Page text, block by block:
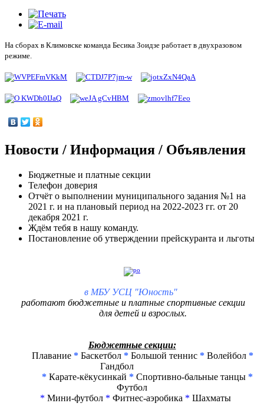
На сборах в Климовске команда Бесика Зоидзе работает в двухразовом
режиме.
Новости / Информация / Объявления
Бюджетные и платные секции
Телефон доверия
Отчёт о выполнении муниципального задания №1 на
2021 г. и на плановый период на 2022-2023 гг. от 20
декабря 2021 г.
Ждём тебя в нашу команду.
Постановление об утверждении прейскуранта и льготы
в МБУ УСЦ "Юность"
работают бюджетные и платные спортивные секции
для детей и взрослых.
Бюджетные секции:
Плавание * Баскетбол * Большой теннис * Волейбол *
Гандбол
* Карате-кёкусинкай * Спортивно-бальные танцы *
Футбол
* Мини-футбол * Фитнес-аэробика * Шахматы